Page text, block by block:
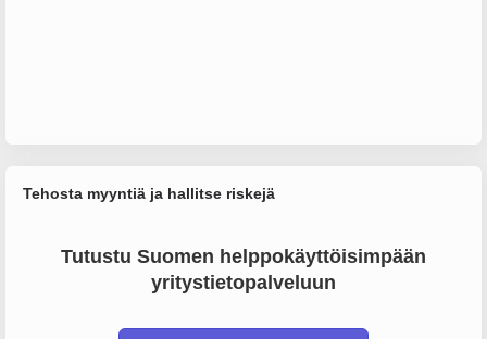
Tehosta myyntiä ja hallitse riskejä
Tutustu Suomen helppokäyttöisimpään
yritystietopalveluun